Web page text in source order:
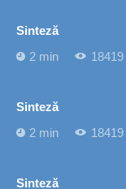
Sinteză
2 min
18419
Sinteză
2 min
18419
Sinteză